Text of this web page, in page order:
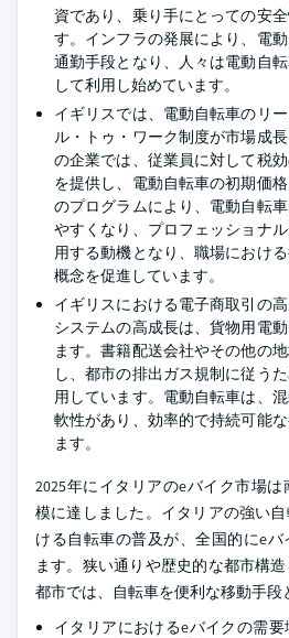
資であり、乗り手にとっての安
す。インフラの発展により、電
通勤手段となり、人々は電動自
して利用し始めています。
イギリスでは、電動自転車のリ
ル・トゥ・ワーク制度が市場成
の企業では、従業員に対して税
を提供し、電動自転車の初期価
のプログラムにより、電動自転
やすくなり、プロフェッショナ
用する動機となり、職場におけ
概念を促進しています。
イギリスにおける電子商取引の
システムの高成長は、貨物用電
ます。書籍配送会社やその他の
し、都市の排出ガス規制に従う
用しています。電動自転車は、
軟性があり、効率的で持続可能
ます。
2025年にイタリアのeバイク市場
模に達しました。イタリアの強い
ける自転車の普及が、全国的にe
ます。狭い通りや歴史的な都市構
都市では、自転車を便利な移動手段
イタリアにおけるeバイクの需